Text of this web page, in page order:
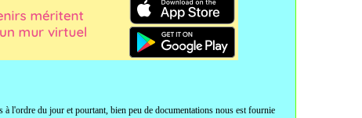
l'ordre du jour et pourtant, bien peu de documentations nous est fournie